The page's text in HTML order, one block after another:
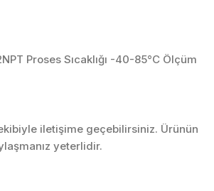
Proses Sıcaklığı -40-85°C Ölçüm
iletişime geçebilirsiniz. Ürünün
yeterlidir.